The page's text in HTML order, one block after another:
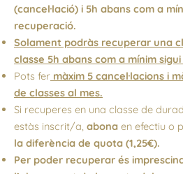
(cancel·lació) i 5h abans com a
recuperació.
Solament podràs recuperar una
classe 5h abans com a mínim
Pots fer màxim 5 cancel·lacions i
de classes al mes.
Si recuperes en una classe de
estàs inscrit/a, abona en efectiu o
la diferència de quota (1,25€).
Per poder recuperar és